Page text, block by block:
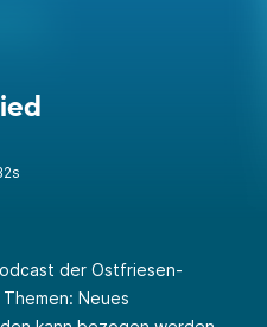
der Ostfriesen-
Neues